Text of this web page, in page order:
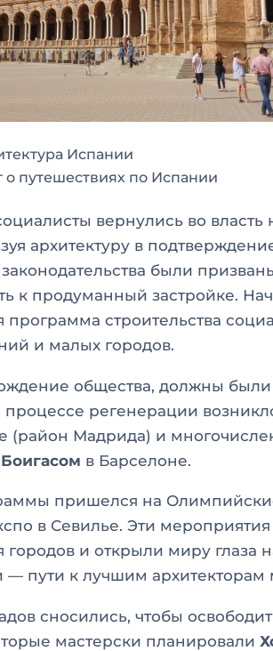
Испании
о путешествиях по Испании
вернулись во
архитектуру в
были
к продуманный застройке.
программа строительства
и малых городов.
общества, должны были
регенерации
(район Мадрида) и
в Барселоне.
пришелся на
в Севилье. Эти
и открыли миру глаза
— пути к лучшим архитекторам
сносились, чтобы
мастерски планировали